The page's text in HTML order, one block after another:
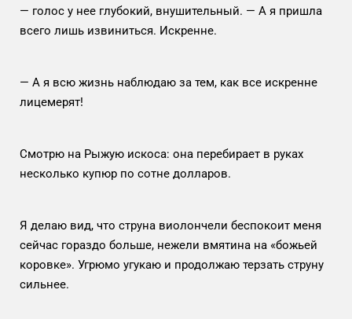
— голос у нее глубокий, внушительный. — А я пришла
всего лишь извиниться. Искренне.
— А я всю жизнь наблюдаю за тем, как все искренне
лицемерят!
Смотрю на Рыжую искоса: она перебирает в руках
несколько купюр по сотне долларов.
Я делаю вид, что струна виолончели беспокоит меня
сейчас гораздо больше, нежели вмятина на «божьей
коровке». Угрюмо угукаю и продолжаю терзать струну
сильнее.